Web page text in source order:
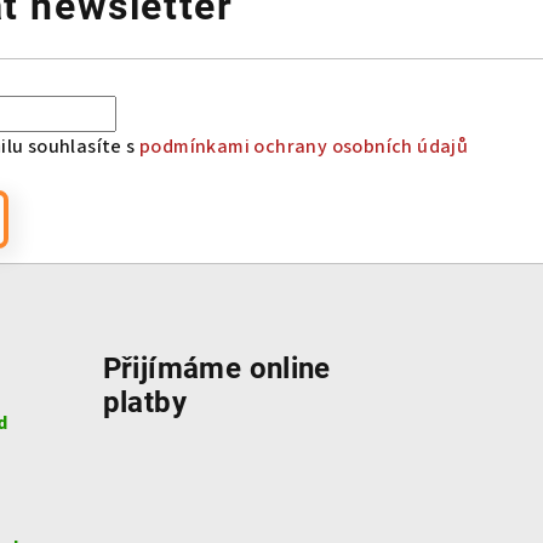
souhlasíte s podmínkami ochrany osobních údajů
Přijímáme online
platby